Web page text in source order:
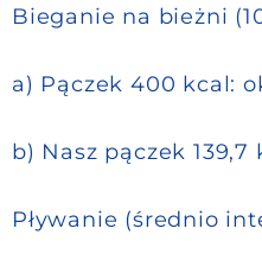
Bieganie na bieżni
a) Pączek 400 kcal:
b) Nasz pączek 139,7
Pływanie (średnio